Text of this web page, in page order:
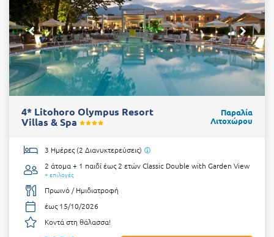
4* Litohoro Olympus Resort
Villas & Spa
Παραλία
Λιτοχώρου
3 Ημέρες (2 Διανυκτερεύσεις)
2 άτομα + 1 παιδί έως 2 ετώνClassic Double with Garden View
+ επιλογές
Πρωινό / Ημιδιατροφή
έως 15/10/2026
Κοντά στη θάλασσα!